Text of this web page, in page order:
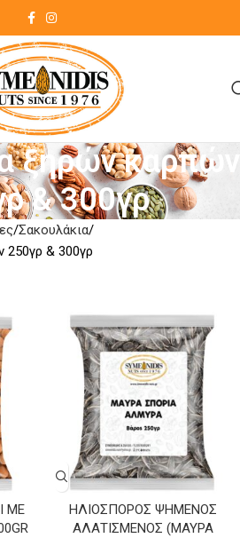
ξηρών καρπών
& 300γρ
Σακουλάκια
250γρ & 300γρ
ΜΕ
ΗΛΙΌΣΠΟΡΟΣ ΨΗΜΈΝΟΣ
ΑΛΑΤΙΣΜΈΝΟΣ (ΜΑΎΡΑ